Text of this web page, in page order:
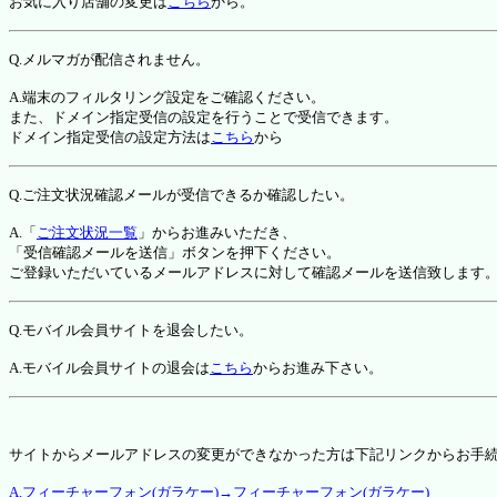
Q.メルマガが配信されません。
A.端末のフィルタリング設定をご確認ください。
また、ドメイン指定受信の設定を行うことで受信できます。
ドメイン指定受信の設定方法はこちらから
Q.ご注文状況確認メールが受信できるか確認したい。
A.「 ご注文状況一覧 」からお進みいただき、
「受信確認メールを送信」ボタンを押下ください。
ご登録いただいているメールアドレスに対して確認メールを送信致します。
Q.モバイル会員サイトを退会したい。
A.モバイル会員サイトの退会はこちらからお進み下さい。
サイトからメールアドレスの変更ができなかった方は下記リンクからお手
A.フィーチャーフォン(ガラケー)→フィーチャーフォン(ガラケー)